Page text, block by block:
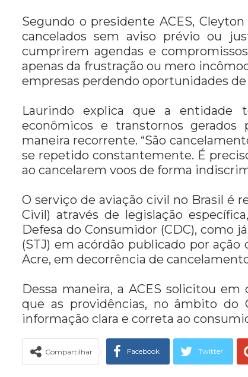
Segundo o presidente ACES,
cancelados sem aviso prévio ou
cumprirem agendas e
apenas da frustração ou mero
empresas perdendo oportunidades de
Laurindo explica que a entidade
econômicos e transtornos
maneira recorrente. “São
se repetido constantemente. É
ao cancelarem voos de forma
O serviço de aviação civil no Brasil é
Civil) através de legislação
Defesa do Consumidor (CDC), como
(STJ) em acórdão publicado por
Acre, em decorrência de
Dessa maneira, a ACES solicitou
que as providências, no âmbito do
informação clara e correta ao
Compartilhar Facebook Twitter